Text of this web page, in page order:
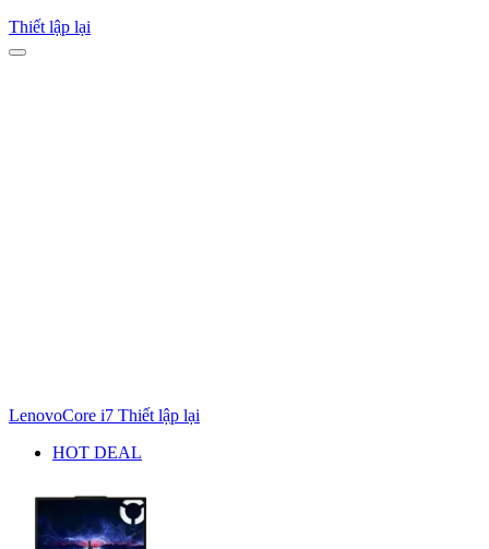
Thiết lập lại
LenovoCore i7 Thiết lập lại
HOT DEAL